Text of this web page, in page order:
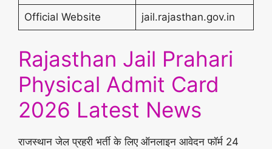
Official Website jail.rajasthan.gov.in
Rajasthan Jail Prahari
Physical Admit Card
2026 Latest News
राजस्थान जेल प्रहरी भर्ती के लिए ऑनलाइन आवेदन फॉर्म 24